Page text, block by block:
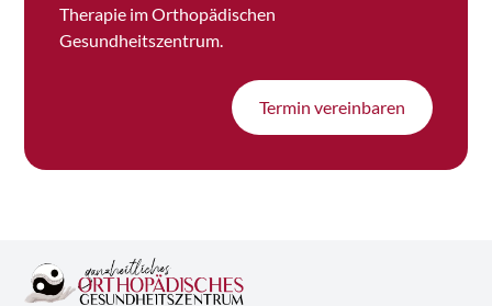
Therapie im Orthopädischen
Gesundheitszentrum.
Termin vereinbaren